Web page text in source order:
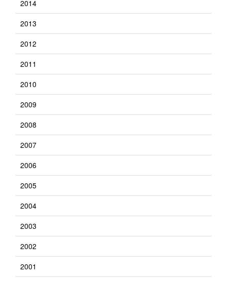
2014
2013
2012
2011
2010
2009
2008
2007
2006
2005
2004
2003
2002
2001